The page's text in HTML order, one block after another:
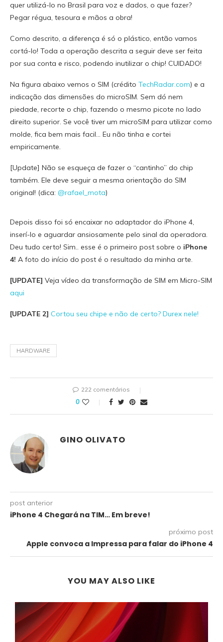
quer utilizá-lo no Brasil para voz e dados, o que fazer?
Pegar régua, tesoura e mãos a obra!
Como descrito, a diferença é só o plástico, então vamos
cortá-lo! Toda a operação descrita a seguir deve ser feita
por sua conta e risco, podendo inutilizar o chip! CUIDADO!
Na figura abaixo vemos o SIM (crédito TechRadar.com) e a
indicação das dimensões do microSIM. Sem dó nem
piedade, recorte o chip, fazendo o mesmo picote no lado
direito superior. Se você tiver um microSIM para utilizar como
molde, fica bem mais facil… Eu não tinha e cortei
empiricamente.
[Update] Não se esqueça de fazer o “cantinho” do chip
também. Ele deve seguir a mesma orientação do SIM
original! (dica: @rafael_mota)
Depois disso foi só encaixar no adaptador do iPhone 4,
inserí-lo e aguardar ansiosamente pelo sinal da operadora.
Deu tudo certo! Sim.. esse é o primeiro post sobre o iPhone
4! A foto do início do post é o resultado da minha arte.
[UPDATE] Veja vídeo da transformação de SIM em Micro-SIM
aqui
[UPDATE 2] Cortou seu chipe e não de certo? Durex nele!
HARDWARE
222 comentários
0
GINO OLIVATO
post anterior
iPhone 4 Chegará na TIM… Em breve!
próximo post
Apple convoca a Impressa para falar do iPhone 4
YOU MAY ALSO LIKE